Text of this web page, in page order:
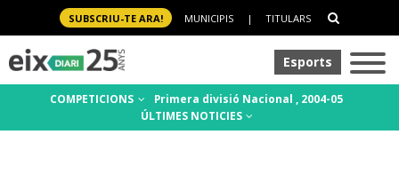
SUBSCRIU-TE ARA! MUNICIPIS | TITULARS
Esports
COMPETICIONS
Primera divisió Nacional , 2004-05
ÚLTIMES NOTICIES